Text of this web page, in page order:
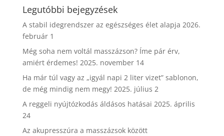
Legutóbbi bejegyzések
A stabil idegrendszer az egészséges élet alapja 2026.
február 1
Még soha nem voltál masszázson? Íme pár érv,
amiért érdemes! 2025. november 14
Ha már túl vagy az „igyál napi 2 liter vizet” sablonon,
de még mindig nem megy! 2025. július 2
A reggeli nyújtózkodás áldásos hatásai 2025. április
24
Az akupresszúra a masszázsok között